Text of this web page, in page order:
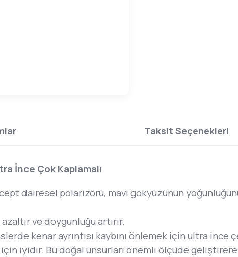
Taksit Seçenekleri
İnce Çok Kaplamalı
dairesel polarizörü, mavi gökyüzünün
ve doygunluğu artırır.
kenar ayrıntısı kaybını önlemek için ultra ince
iyidir. Bu doğal unsurları önemli ölçüde